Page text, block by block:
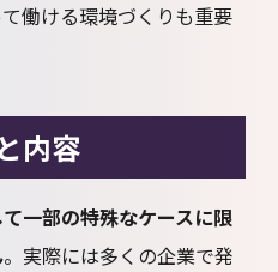
働ける環境づくりも重要
内容
一部の特殊なケースに限
。実際には多くの企業で発